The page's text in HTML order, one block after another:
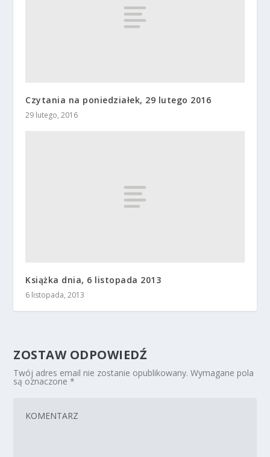
Czytania na poniedziałek, 29 lutego 2016
29 lutego, 2016
Książka dnia, 6 listopada 2013
6 listopada, 2013
ZOSTAW ODPOWIEDŹ
Twój adres email nie zostanie opublikowany. Wymagane pola
są oznaczone*